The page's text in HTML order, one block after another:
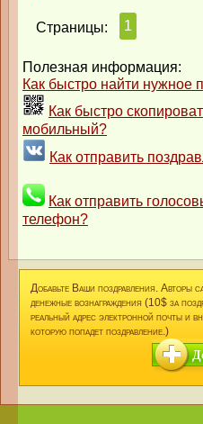
Страницы: 1
Полезная информация:
Как быстро найти нужное
Как быстро
мобильный?
Как отправить
Как отправить
телефон?
Добавьте Ваши поздравления. Авторы
денежные вознаграждения (10$ за
реальный адрес электронной почты и
которую попадет поздравление.)